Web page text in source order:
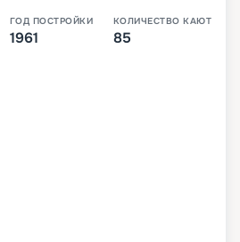
ГОД ПОСТРОЙКИ
1961
КОЛИЧЕСТВО КАЮТ
85